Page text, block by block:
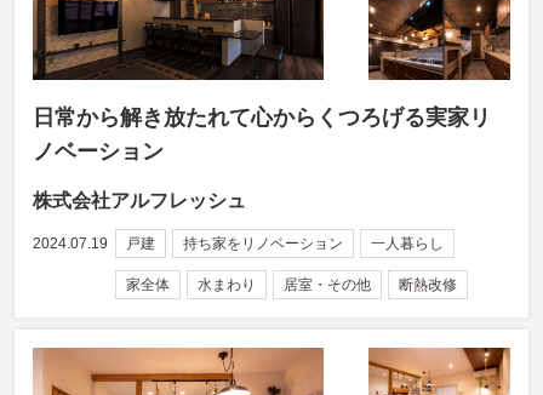
日常から解き放たれて心からくつろげる実家リ
ノベーション
株式会社アルフレッシュ
2024.07.19 戸建 持ち家をリノベーション 一人暮らし
家全体 水まわり 居室・その他 断熱改修